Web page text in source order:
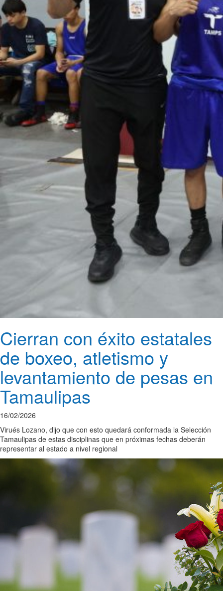
Cierran con éxito estatales
de boxeo, atletismo y
levantamiento de pesas en
Tamaulipas
16/02/2026
Virués Lozano, dijo que con esto quedará conformada la Selección
Tamaulipas de estas disciplinas que en próximas fechas deberán
representar al estado a nivel regional